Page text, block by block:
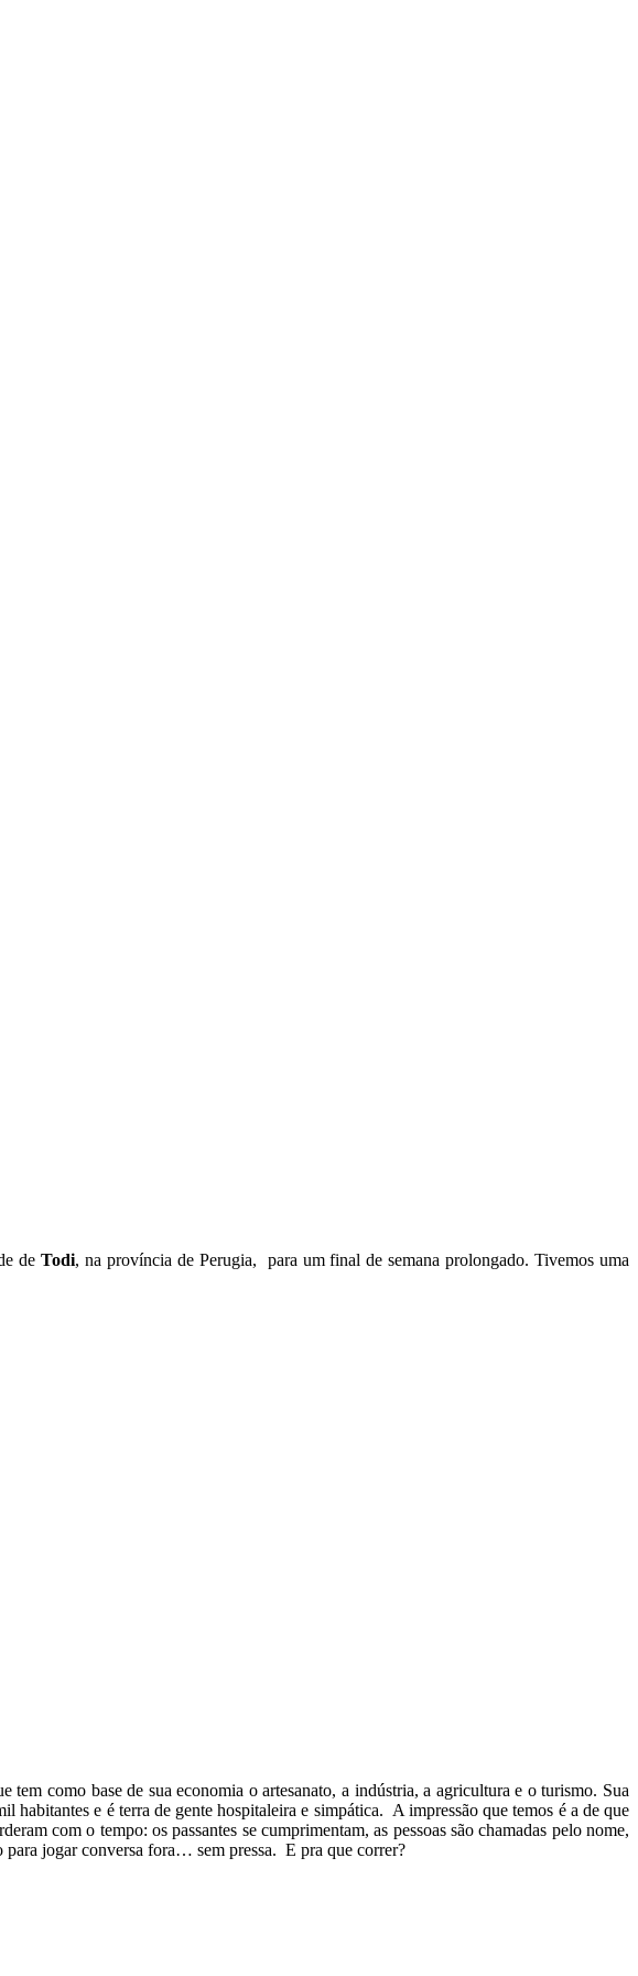
deTodi, na província de Perugia, para um final de semana prolongado. Tivemos uma
tem como base de sua economia o artesanato, a indústria, a agricultura e o turismo. Sua
e é terra de gente hospitaleira e simpática. A impressão que temos é a de que
com o tempo: os passantes se cumprimentam, as pessoas são chamadas pelo nome,
para jogar conversa fora… sem pressa. E pra que correr?